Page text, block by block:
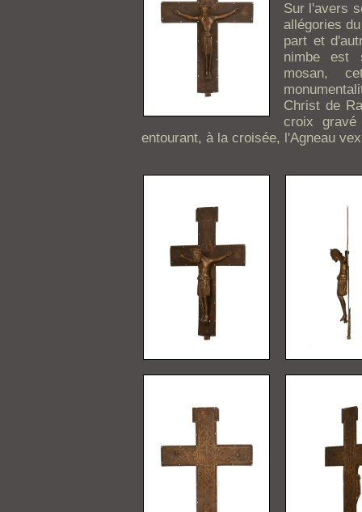
Sur l'avers
allégories
part et
nimbe est
mosan,
Christ de
croix gravé
entourant, à la croisée, l'Agneau